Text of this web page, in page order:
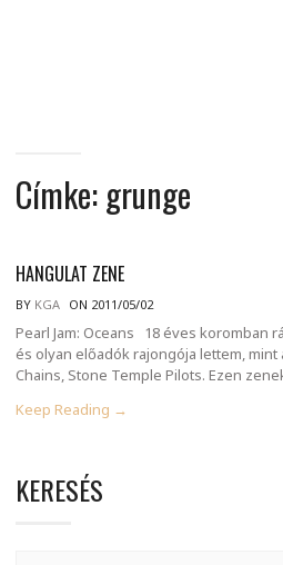
Címke: grunge
HANGULAT ZENE
BY KGA ON 2011/05/02
Pearl Jam: Oceans 18 éves koromban
és olyan előadók rajongója lettem, mint
Chains, Stone Temple Pilots. Ezen
Keep Reading →
KERESÉS